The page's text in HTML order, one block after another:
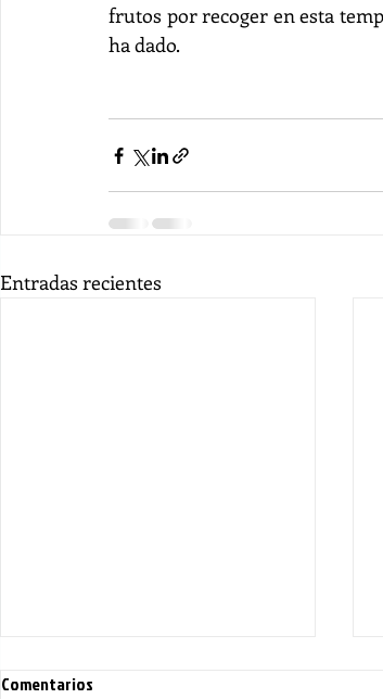
frutos por recoger en esta
ha dado.
Entradas recientes
Comentarios